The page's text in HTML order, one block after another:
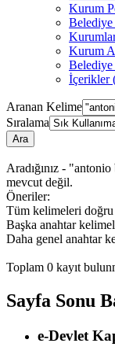
Kurum
Kurum
Belediye
İçerikler
Aranan Kelime
Sıralama
Ara
Aradığınız -
mevcut değil.
Öneriler:
Tüm kelimeleri doğru
Başka anahtar
Daha genel anahtar
Toplam 0 kayıt
Sayfa Sonu
e-Devlet